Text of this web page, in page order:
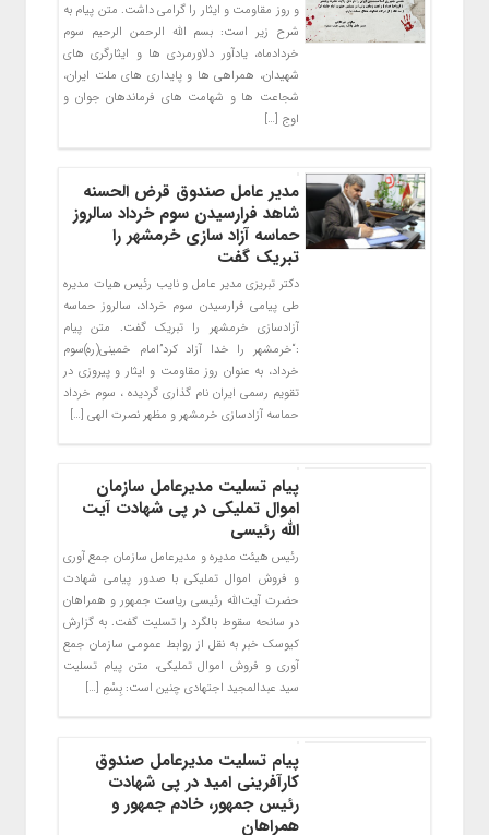
و روز مقاومت و ایثار را گرامی داشت. متن پیام به
شرح زیر است: بسم الله الرحمن الرحیم سوم
خردادماه، یادآور دلاورمردی ها و ایثارگری های
شهیدان، همراهی ها و پایداری های ملت ایران،
شجاعت ها و شهامت های فرماندهان جوان و
اوج […]
مدیر عامل صندوق قرض الحسنه
شاهد فرارسیدن سوم خرداد سالروز
حماسه آزاد سازی خرمشهر را
تبریک گفت
دکتر تبریزی مدیر عامل و نایب رئیس هیات مدیره
طی پیامی فرارسیدن سوم خرداد، سالروز حماسه
آزادسازی خرمشهر را تبریک گفت. متن پیام
:“خرمشهر را خدا آزاد کرد”امام خمینی(ره)سوم
خرداد، به عنوان روز مقاومت و ایثار و پیروزی در
تقویم رسمی ایران نام گذاری گردیده ، سوم خرداد
حماسه آزادسازی خرمشهر و مظهر نصرت الهی […]
پیام تسلیت مدیرعامل سازمان
اموال تملیکی در پی شهادت آیت
الله رئیسی
رئیس هیئت مدیره و مدیرعامل سازمان جمع آوری
و فروش اموال تملیکی با صدور پیامی شهادت
حضرت آیت‌الله رئیسی ریاست جمهور و همراهان
در سانحه سقوط بالگرد را تسلیت گفت. به گزارش
کیوسک خبر به نقل از روابط عمومی سازمان جمع
آوری و فروش اموال تملیکی، متن پیام تسلیت
سید عبدالمجید اجتهادی چنین است: بِسْمِ […]
پیام تسلیت مدیرعامل صندوق
کارآفرینی امید در پی شهادت
رئیس جمهور، خادم جمهور و
همراهان